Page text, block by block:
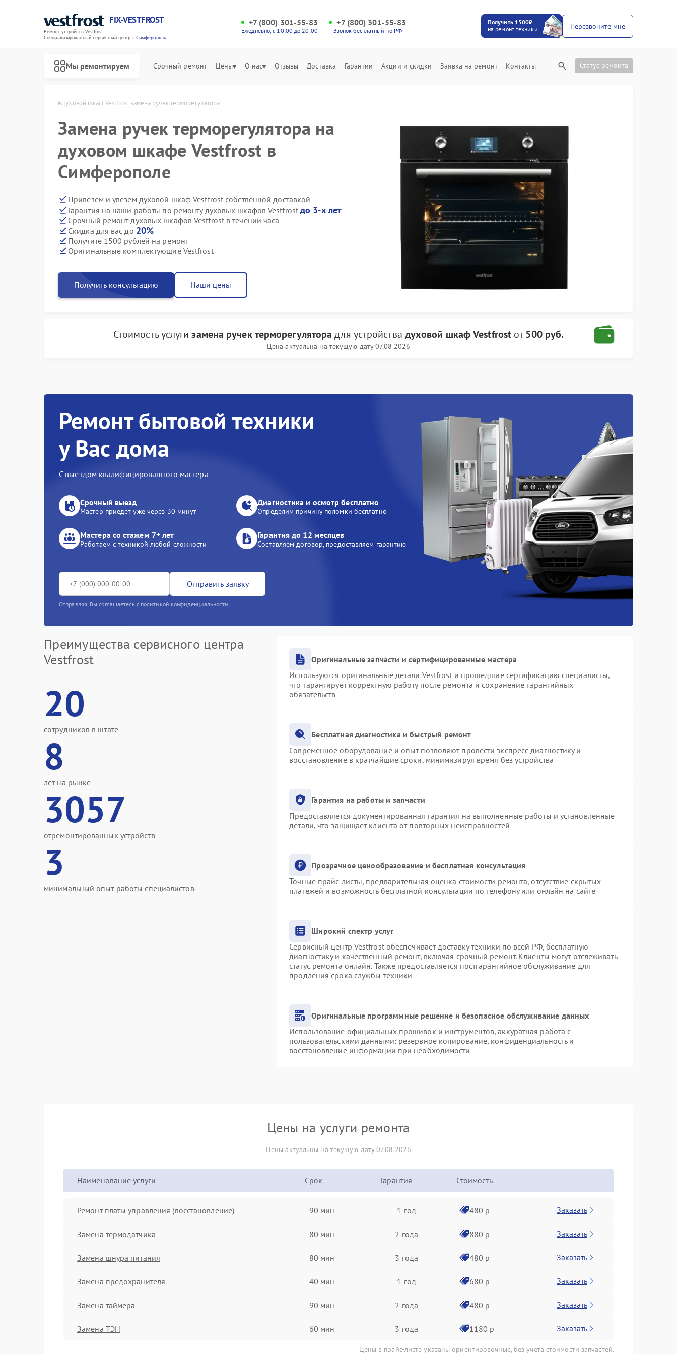
FIX-VESTFROST
Ремонт устройств Vestfrost
Специализированный cервисный центр г.Симферополь
+7 (800) 301-55-83
Ежедневно, с 10:00 до 20:00
+7 (800) 301-55-83
Звонок бесплатный по РФ
Получить 1500₽
на ремонт техники
Перезвоните мне
Мы ремонтируем Срочный ремонт Цены О нас Отзывы Доставка Гарантии Акции и скидки Заявка на ремонт Контакты Статус ремонта
в Симферополе Духовой шкаф Vestfrost замена ручек терморегулятора
Замена ручек терморегулятора на
духовом шкафе Vestfrost в
Симферополе
Привезем и увезем духовой шкаф Vestfrost собственной доставкой
Гарантия на наши работы по ремонту духовых шкафов Vestfrost до 3-х лет
Срочный ремонт духовых шкафов Vestfrost в течении часа
Скидка для вас до 20%
Получите 1500 рублей на ремонт
Оригинальные комплектующие Vestfrost
Получить консультацию Наши цены
Стоимость услугизамена ручек терморегулятора для устройства духовой шкаф Vestfrost от500 руб.
Цена актуальна на текущую дату 07.08.2026
Ремонт бытовой техники
у Вас дома
С выездом квалифицированного мастера
Срочный выезд
Мастер приедет уже через 30 минут
Диагностика и осмотр бесплатно
Определим причину поломки бесплатно
Мастера со стажем 7+ лет
Работаем с техникой любой сложности
Гарантия до 12 месяцев
Составляем договор, предоставляем гарантию
Отправить заявку
Отправляя, Вы соглашаетесь с политикой конфиденциальности
Преимущества сервисного центра
Vestfrost
20
сотрудников в штате
8
лет на рынке
3057
отремонтированных устройств
3
минимальный опыт работы специалистов
Оригинальные запчасти и сертифицированные мастера
Используются оригинальные детали Vestfrost и прошедшие сертификацию специалисты,
что гарантирует корректную работу после ремонта и сохранение гарантийных
обязательств
Бесплатная диагностика и быстрый ремонт
Современное оборудование и опыт позволяют провести экспресс-диагностику и
восстановление в кратчайшие сроки, минимизируя время без устройства
Гарантия на работы и запчасти
Предоставляется документированная гарантия на выполненные работы и установленные
детали, что защищает клиента от повторных неисправностей
Прозрачное ценообразование и бесплатная консультация
Точные прайс-листы, предварительная оценка стоимости ремонта, отсутствие скрытых
платежей и возможность бесплатной консультации по телефону или онлайн на сайте
Широкий спектр услуг
Сервисный центр Vestfrost обеспечивает доставку техники по всей РФ, бесплатную
диагностику и качественный ремонт, включая срочный ремонт. Клиенты могут отслеживать
статус ремонта онлайн. Также предоставляется постгарантийное обслуживание для
продления срока службы техники
Оригинальные программные решение и безопасное обслуживание данных
Использование официальных прошивок и инструментов, аккуратная работа с
пользовательскими данными: резервное копирование, конфиденциальность и
восстановление информации при необходимости
Цены на услуги ремонта
Цены актуальны на текущую дату 07.08.2026
Наименование услуги Срок Гарантия Стоимость
Ремонт платы управления (восстановление) 90 мин 1 год 480 р Заказать
Замена термодатчика 80 мин 2 года 880 р Заказать
Замена шнура питания 80 мин 3 года 480 р Заказать
Замена предохранителя 40 мин 1 год 680 р Заказать
Замена таймера 90 мин 2 года 480 р Заказать
Замена ТЭН 60 мин 3 года 1180 р Заказать
Цены в прайс-листе указаны ориентировочные, без учета стоимости запчастей.